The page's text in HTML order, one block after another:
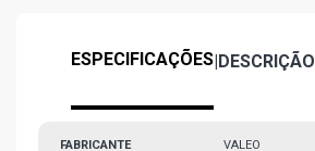
ESPECIFICAÇÕES|DESCRIÇÃO
FABRICANTE VALEO